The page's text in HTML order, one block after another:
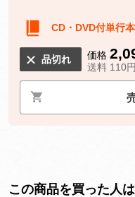
CD・DVD付単行本
品切れ 価格
送料 110円
この商品を買った人